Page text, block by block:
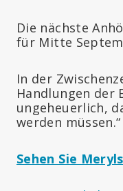
Die nächste
für Mitte
In der
Handlungen der
ungeheuerlich,
werden müssen.“
Sehen Sie